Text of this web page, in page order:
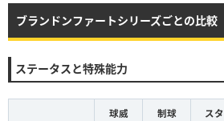
ブランドンファートシリーズごとの比較
ステータスと特殊能力
球威 制球 スタ